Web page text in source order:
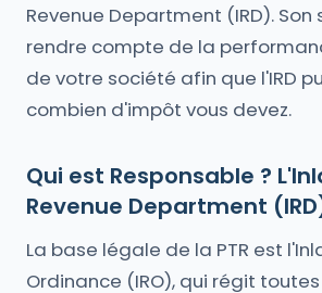
Revenue Department (IRD).
rendre compte de la
de votre société afin que l'IRD
combien d'impôt vous devez.
Qui est Responsable ?
Revenue Department
La base légale de la PTR est
Ordinance (IRO), qui régit